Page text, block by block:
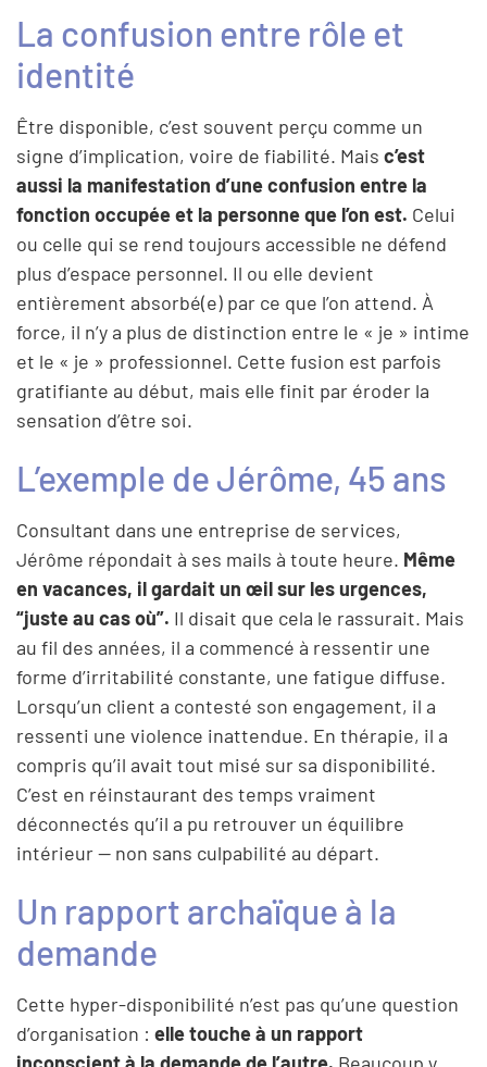
La confusion entre rôle et
identité
Être disponible, c’est souvent perçu comme un
signe d’implication, voire de fiabilité. Mais c’est
aussi la manifestation d’une confusion entre la
fonction occupée et la personne que l’on est. Celui
ou celle qui se rend toujours accessible ne défend
plus d’espace personnel. Il ou elle devient
entièrement absorbé(e) par ce que l’on attend. À
force, il n’y a plus de distinction entre le « je » intime
et le « je » professionnel. Cette fusion est parfois
gratifiante au début, mais elle finit par éroder la
sensation d’être soi.
L’exemple de Jérôme, 45 ans
Consultant dans une entreprise de services,
Jérôme répondait à ses mails à toute heure. Même
en vacances, il gardait un œil sur les urgences,
“juste au cas où”. Il disait que cela le rassurait. Mais
au fil des années, il a commencé à ressentir une
forme d’irritabilité constante, une fatigue diffuse.
Lorsqu’un client a contesté son engagement, il a
ressenti une violence inattendue. En thérapie, il a
compris qu’il avait tout misé sur sa disponibilité.
C’est en réinstaurant des temps vraiment
déconnectés qu’il a pu retrouver un équilibre
intérieur — non sans culpabilité au départ.
Un rapport archaïque à la
demande
Cette hyper-disponibilité n’est pas qu’une question
d’organisation : elle touche à un rapport